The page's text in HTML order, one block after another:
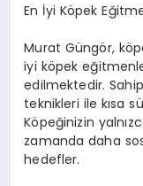
En İyi Köpek
Murat Güngör,
iyi köpek
edilmektedir.
teknikleri ile kısa
Köpeğinizin
zamanda daha
hedefler.